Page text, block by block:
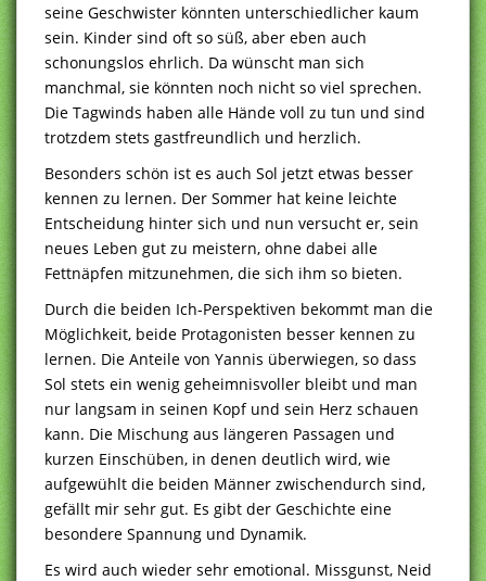
seine Geschwister könnten unterschiedlicher kaum
sein. Kinder sind oft so süß, aber eben auch
schonungslos ehrlich. Da wünscht man sich
manchmal, sie könnten noch nicht so viel sprechen.
Die Tagwinds haben alle Hände voll zu tun und sind
trotzdem stets gastfreundlich und herzlich.
Besonders schön ist es auch Sol jetzt etwas besser
kennen zu lernen. Der Sommer hat keine leichte
Entscheidung hinter sich und nun versucht er, sein
neues Leben gut zu meistern, ohne dabei alle
Fettnäpfen mitzunehmen, die sich ihm so bieten.
Durch die beiden Ich-Perspektiven bekommt man die
Möglichkeit, beide Protagonisten besser kennen zu
lernen. Die Anteile von Yannis überwiegen, so dass
Sol stets ein wenig geheimnisvoller bleibt und man
nur langsam in seinen Kopf und sein Herz schauen
kann. Die Mischung aus längeren Passagen und
kurzen Einschüben, in denen deutlich wird, wie
aufgewühlt die beiden Männer zwischendurch sind,
gefällt mir sehr gut. Es gibt der Geschichte eine
besondere Spannung und Dynamik.
Es wird auch wieder sehr emotional. Missgunst, Neid